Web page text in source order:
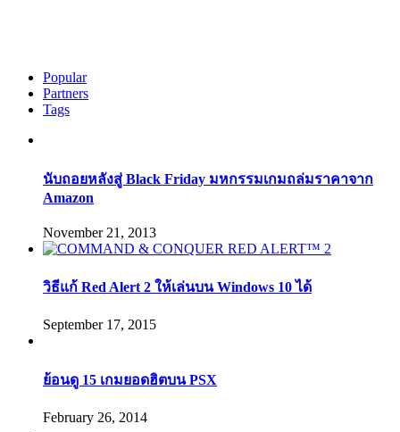
Popular
Partners
Tags
นับถอยหลังสู่ Black Friday มหกรรมเกมถล่มราคาจาก
Amazon
November 21, 2013
วิธีแก้ Red Alert 2 ให้เล่นบน Windows 10 ได้
September 17, 2015
ย้อนดู 15 เกมยอดฮิตบน PSX
February 26, 2014